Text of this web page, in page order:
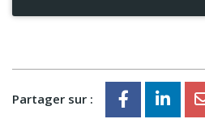
Partager sur :